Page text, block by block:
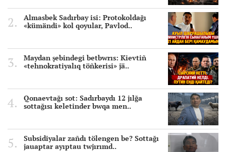
Almasbek Sadırbay isi: Protokoldağı
«kümändi» kol qoyular, Pavlod..
Maydan şebindegi betbwrıs: Kievtiñ
«tehnokratiyalıq töñkerisi» jä..
Qonaevtağı sot: Sadırbaydı 12 jılğa
sottağısı keletinder bwqa men..
Subsidiyalar zañdı tölengen be? Sottağı
jauaptar ayıptau twjırımd..